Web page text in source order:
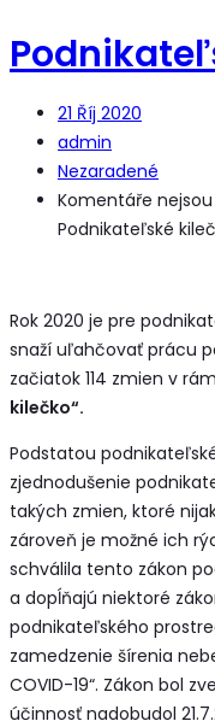
21 Říj 2020
admin
Nezaradené
Komentáře
Podnikateľské
Rok 2020 je pre
snaží uľahčovať prácu
začiatok 114 zmien v
kilečko“.
Podstatou
zjednodušenie
takých zmien, ktoré
zároveň je možné ich
schválila tento zákon
a dopĺňajú niektoré
podnikateľského
zamedzenie šírenia
COVID-19“. Zákon bol
účinnosť nadobudol